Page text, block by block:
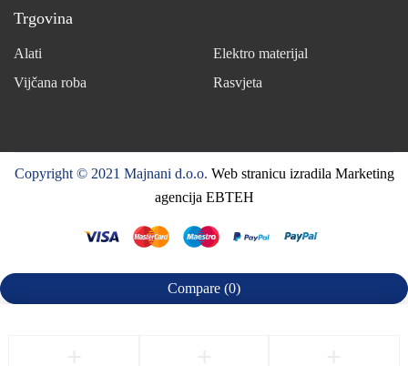
Trgovina
Alati
Elektro materijal
Vijčana roba
Rasvjeta
Copyright © 2021 Majnani d.o.o. Web stranicu izradila Marketing
agencija EBTEH
Compare (0)